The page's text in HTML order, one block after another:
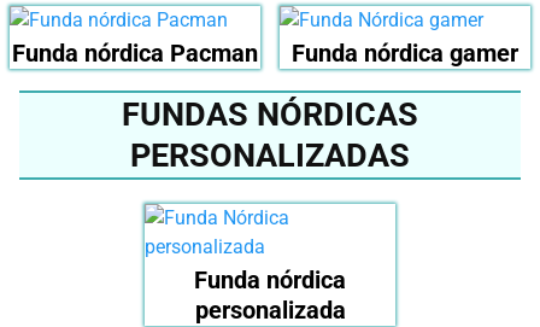
Funda nórdica Pacman Funda nórdica gamer
FUNDAS NÓRDICAS
PERSONALIZADAS
Funda nórdica
personalizada